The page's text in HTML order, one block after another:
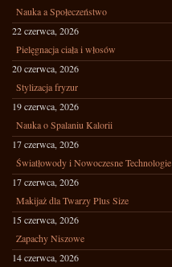
Nauka a Społeczeństwo
22 czerwca, 2026
Pielęgnacja ciała i włosów
20 czerwca, 2026
Stylizacja fryzur
19 czerwca, 2026
Nauka o Spalaniu Kalorii
17 czerwca, 2026
Światłowody i Nowoczesne Technologie
17 czerwca, 2026
Makijaż dla Twarzy Plus Size
15 czerwca, 2026
Zapachy Niszowe
14 czerwca, 2026